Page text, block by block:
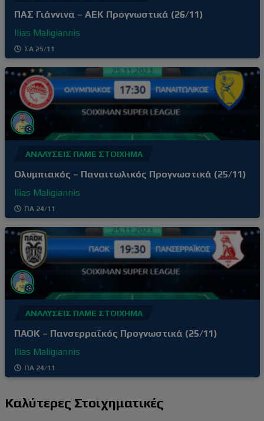
ΠΑΣ Γιάννινα – ΑΕΚ Προγνωστικά (26/11)
Ilias Maligiannis
ΣΑ 25/11
ΑΝΑΛΎΣΕΙΣ ΠΆΜΕ ΣΤΟΊΧΗΜΑ
Ολυμπιακός – Παναιτωλικός Προγνωστικά (25/11)
Ilias Maligiannis
ΠΑ 24/11
ΑΝΑΛΎΣΕΙΣ ΠΆΜΕ ΣΤΟΊΧΗΜΑ
ΠΑΟΚ – Πανσερραϊκός Προγνωστικά (25/11)
Ilias Maligiannis
ΠΑ 24/11
Καλύτερες Στοιχηματικές